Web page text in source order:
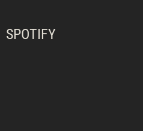
SPOTIFY